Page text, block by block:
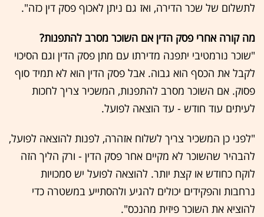
לתשלום של שכר הדירה, ואז גם ניתן לאכוף פסק דין כזה".
מה קורה אחרי פסק הדין אם השוכר מסרב להתפנות?
"שוכר נורמטיבי יתפנה מדירתו עם מתן פסק הדין וגם הסיכוי
לקבל את הכסף הוא גבוה. אבל פסק הדין הוא לא תמיד סוף
פסוק. אם השוכר מסרב להתפנות, המשכיר צריך לחכות
לעיתים עוד חודש - עד הוצאה לפועל.
"לפני כן המשכיר צריך לשלוח אזהרה, לפנות להוצאה לפועל,
להבהיר שהשוכר לא מקיים אחר פסק הדין - ורק הליך הזה
לוקח כחודש או קצת יותר. להוצאה לפועל יש סמכויות
נרחבות והפקידים יכולים להגיע ולהסתייע במשטרה כדי
להוציא את השוכר פיזית מהנכס".